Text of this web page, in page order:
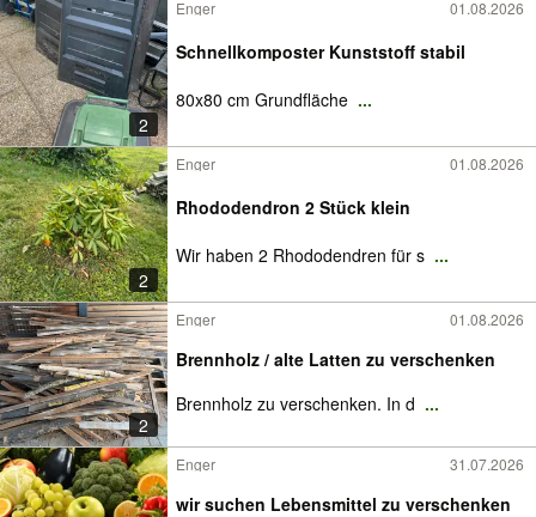
2
Enger 01.08.2026
Schnellkomposter Kunststoff stabil
80x80 cm Grundfläche ...
2
Enger 01.08.2026
Rhododendron 2 Stück klein
Wir haben 2 Rhododendren für s ...
2
Enger 01.08.2026
Brennholz / alte Latten zu verschenken
Brennholz zu verschenken. In d ...
Enger 31.07.2026
wir suchen Lebensmittel zu verschenken